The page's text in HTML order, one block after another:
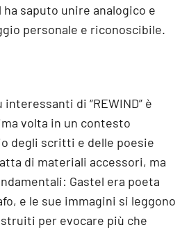
saputo unire analogico e
personale e riconoscibile.
di “REWIND” è
volta in un contesto
degli scritti e delle poesie
di materiali accessori, ma
Gastel era poeta
e le sue immagini si leggono
per evocare più che